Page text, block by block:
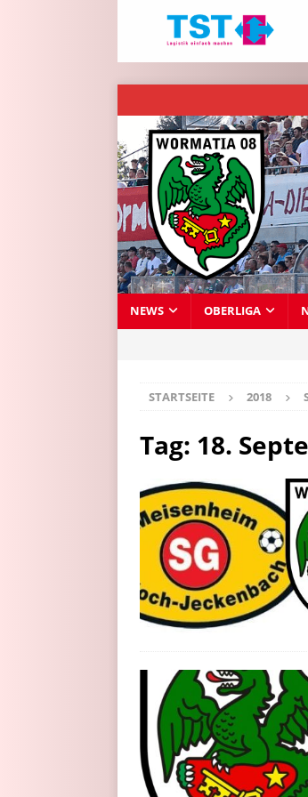
NEWS OBERLIGA
STARTSEITE 2018
Tag: 18.